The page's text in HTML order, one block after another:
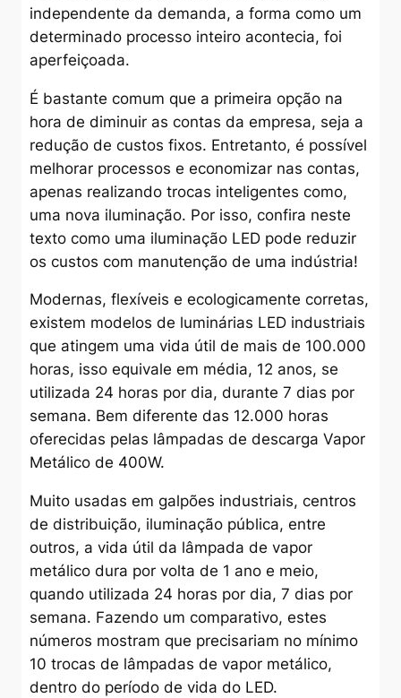
independente da demanda, a forma como um
determinado processo inteiro acontecia, foi
aperfeiçoada.
É bastante comum que a primeira opção na
hora de diminuir as contas da empresa, seja a
redução de custos fixos. Entretanto, é possível
melhorar processos e economizar nas contas,
apenas realizando trocas inteligentes como,
uma nova iluminação. Por isso, confira neste
texto como uma iluminação LED pode reduzir
os custos com manutenção de uma indústria!
Modernas, flexíveis e ecologicamente corretas,
existem modelos de luminárias LED industriais
que atingem uma vida útil de mais de 100.000
horas, isso equivale em média, 12 anos, se
utilizada 24 horas por dia, durante 7 dias por
semana. Bem diferente das 12.000 horas
oferecidas pelas lâmpadas de descarga Vapor
Metálico de 400W.
Muito usadas em galpões industriais, centros
de distribuição, iluminação pública, entre
outros, a vida útil da lâmpada de vapor
metálico dura por volta de 1 ano e meio,
quando utilizada 24 horas por dia, 7 dias por
semana. Fazendo um comparativo, estes
números mostram que precisariam no mínimo
10 trocas de lâmpadas de vapor metálico,
dentro do período de vida do LED.